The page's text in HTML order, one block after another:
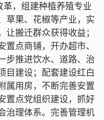
革，组建种植养殖专业
草果、花椒等产业，实
搬迁群众获得收益；
置点商铺，开办超市、
步推进饮水、道路、治
目建设；配套建设红白
属用房，不断完善安置
置点党组织建设，抓好
治理体系。完善管理机